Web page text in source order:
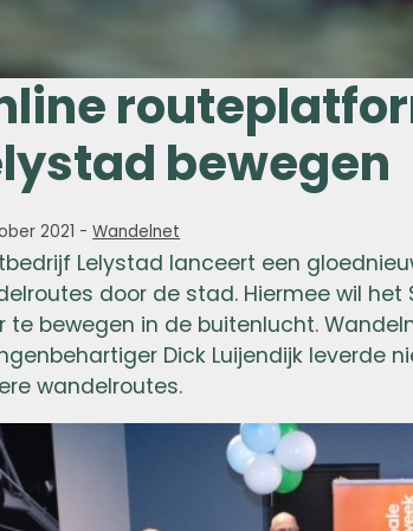
bewegen
2021 -Wandelnet
Lelystad lanceert een
door de stad. Hiermee wil
te bewegen in de buitenlucht.
Dick Luijendijk leverde
wandelroutes.